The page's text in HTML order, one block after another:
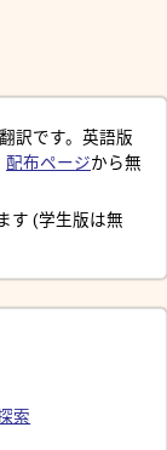
訳です。英語版
配布ページから無
す (学生版は無
索